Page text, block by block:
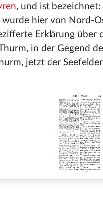
, und ist
hier von Nord-
Erklärung über
in der Gegend
jetzt der